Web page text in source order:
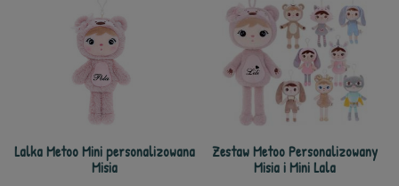
Lalka Metoo Mini personalizowana
Misia
Zestaw Metoo Personalizowany
Misia i Mini Lala